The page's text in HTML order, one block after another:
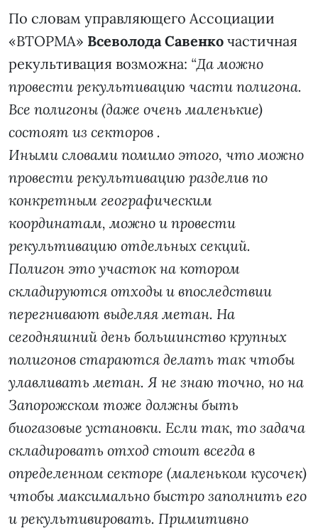
По словам управляющего Ассоциации
«ВТОРМА» Всеволода Савенко частичная
рекультивация возможна: “Да можно
провести рекультивацию части полигона.
Все полигоны (даже очень маленькие)
состоят из секторов .
Иными словами помимо этого, что можно
провести рекультивацию разделив по
конкретным географическим
координатам, можно и провести
рекультивацию отдельных секций.
Полигон это участок на котором
складируются отходы и впоследствии
перегнивают выделяя метан. На
сегодняшний день большинство крупных
полигонов стараются делать так чтобы
улавливать метан. Я не знаю точно, но на
Запорожском тоже должны быть
биогазовые установки. Если так, то задача
складировать отход стоит всегда в
определенном секторе (маленьком кусочек)
чтобы максимально быстро заполнить его
и рекультивировать. Примитивно